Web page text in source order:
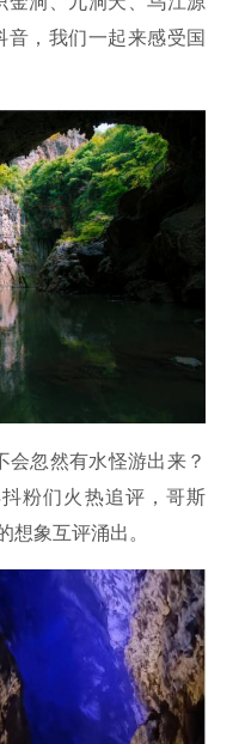
音，我们一起来感受国
忽然有水怪游出来？
粉们火热追评，哥斯
想象互评涌出。